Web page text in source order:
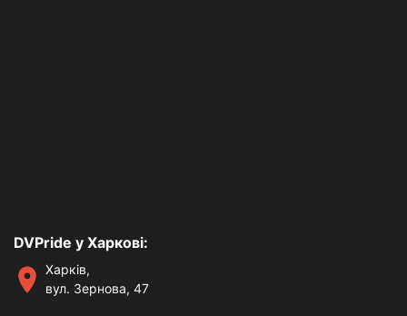
DVPride у Харкові:
Харків,
вул. Зернова, 47